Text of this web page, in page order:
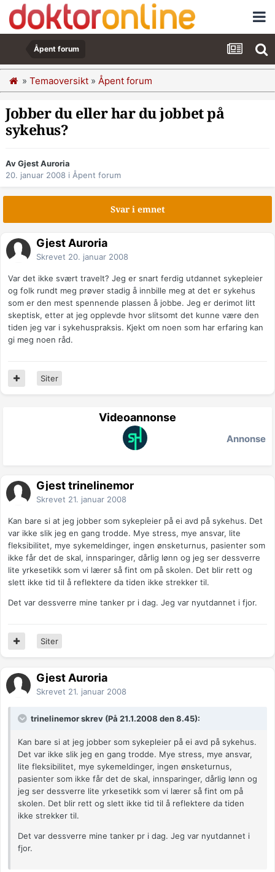
Åpent forum
» Temaoversikt » Åpent forum
Jobber du eller har du jobbet på
sykehus?
Av Gjest Auroria
20. januar 2008 i Åpent forum
Svar i emnet
Gjest Auroria
Skrevet 20. januar 2008
Var det ikke svært travelt? Jeg er snart ferdig utdannet sykepleier
og folk rundt meg prøver stadig å innbille meg at det er sykehus
som er den mest spennende plassen å jobbe. Jeg er derimot litt
skeptisk, etter at jeg opplevde hvor slitsomt det kunne være den
tiden jeg var i sykehuspraksis. Kjekt om noen som har erfaring kan
gi meg noen råd.
Siter
Videoannonse
Annonse
Gjest trinelinemor
Skrevet 21. januar 2008
Kan bare si at jeg jobber som sykepleier på ei avd på sykehus. Det
var ikke slik jeg en gang trodde. Mye stress, mye ansvar, lite
fleksibilitet, mye sykemeldinger, ingen ønsketurnus, pasienter som
ikke får det de skal, innsparinger, dårlig lønn og jeg ser dessverre
lite yrkesetikk som vi lærer så fint om på skolen. Det blir rett og
slett ikke tid til å reflektere da tiden ikke strekker til.
Det var dessverre mine tanker pr i dag. Jeg var nyutdannet i fjor.
Siter
Gjest Auroria
Skrevet 21. januar 2008
trinelinemor skrev (På 21.1.2008 den 8.45):
Kan bare si at jeg jobber som sykepleier på ei avd på sykehus.
Det var ikke slik jeg en gang trodde. Mye stress, mye ansvar,
lite fleksibilitet, mye sykemeldinger, ingen ønsketurnus,
pasienter som ikke får det de skal, innsparinger, dårlig lønn og
jeg ser dessverre lite yrkesetikk som vi lærer så fint om på
skolen. Det blir rett og slett ikke tid til å reflektere da tiden
ikke strekker til.
Det var dessverre mine tanker pr i dag. Jeg var nyutdannet i
fjor.